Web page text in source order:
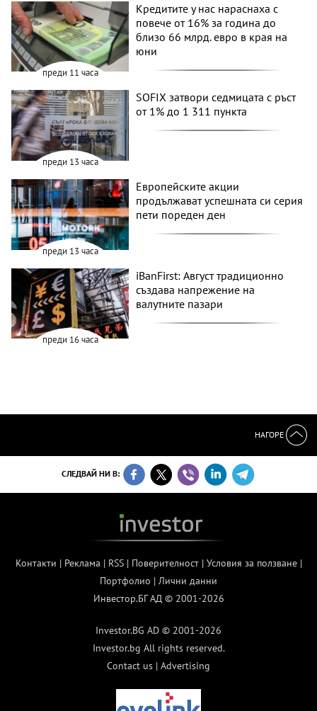
преди 11 часа
Кредитите у нас нараснаха с
повече от 16% за година до
близо 66 млрд. евро в края на
юни
преди 13 часа
SOFIX затвори седмицата с ръст
от 1% до 1 311 пункта
преди 13 часа
Европейските акции
продължават успешната си серия
пети пореден ден
преди 16 часа
iBanFirst: Август традиционно
създава напрежение на
валутните пазари
НАГОРЕ
СЛЕДВАЙ НИ В:
Контакти | Реклама | RSS| Поверителност| Условия за ползване|
Портфолио | Лични данни
Инвестор.БГ АД © 2001-2026
Investor.BG AD © 2001-2026
Investor.bg All rights reserved.
Contact us | Advertising